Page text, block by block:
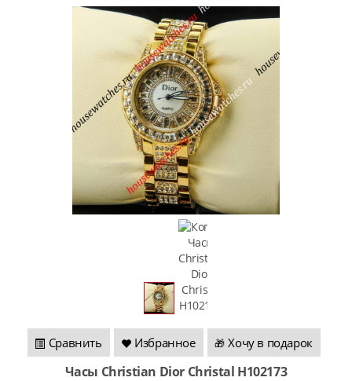
Сравнить Избранное 🎁 Хочу в подарок
Часы Christian Dior Christal H102173